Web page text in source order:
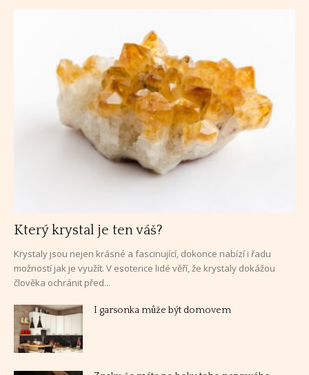
Který krystal je ten váš?
Krystaly jsou nejen krásné a fascinující, dokonce nabízí i řadu
možností jak je využít. V esoterice lidé věří, že krystaly dokážou
člověka ochránit před...
I garsonka může být domovem